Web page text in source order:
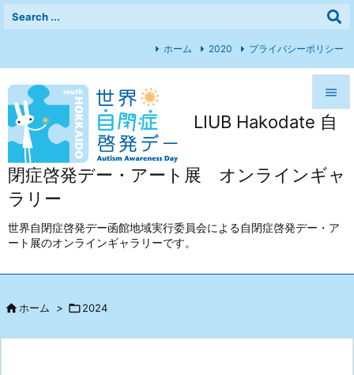
LIUB Hakodate 自
閉症啓発デー・アート展 オンラインギャ
ラリー
世界自閉症啓発デー函館地域実行委員会による自閉症啓発デー・ア
ート展のオンラインギャラリーです。



前へ
次へ
ホーム 2020 プライバシーポリシー
ホーム > 2024